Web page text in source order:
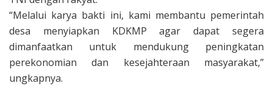
“Melalui karya bakti ini, kami membantu pemerintah
desa menyiapkan KDKMP agar dapat segera
dimanfaatkan untuk mendukung peningkatan
perekonomian dan kesejahteraan masyarakat,”
ungkapnya.